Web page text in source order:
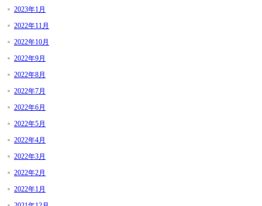
2023年1月
2022年11月
2022年10月
2022年9月
2022年8月
2022年7月
2022年6月
2022年5月
2022年4月
2022年3月
2022年2月
2022年1月